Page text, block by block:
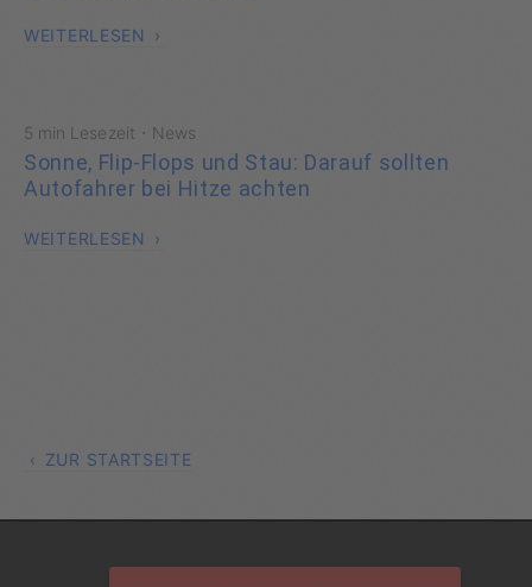
WEITERLESEN
5 min Lesezeit · News
Sonne, Flip-Flops und Stau: Darauf sollten
Autofahrer bei Hitze achten
WEITERLESEN
ZUR STARTSEITE